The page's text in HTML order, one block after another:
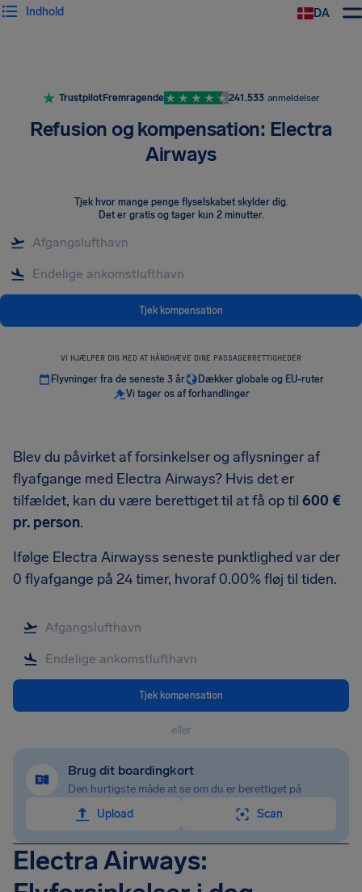
DA
Indhold
TrustpilotFremragende 241.533 anmeldelser
Refusion og kompensation: Electra
Airways
Tjek hvor mange penge flyselskabet skylder dig.
Det er gratis og tager kun 2 minutter.
Tjek kompensation
VI HJÆLPER DIG MED AT HÅNDHÆVE DINE PASSAGERRETTIGHEDER
Flyvninger fra de seneste 3 år
Dækker globale og EU-ruter
Vi tager os af forhandlinger
Blev du påvirket af forsinkelser og aflysninger af
flyafgange med Electra Airways? Hvis det er
tilfældet, kan du være berettiget til at få op til 600 €
pr. person.
Ifølge Electra Airwayss seneste punktlighed var der
0 flyafgange på 24 timer, hvoraf 0.00% fløj til tiden.
Tjek kompensation
eller
Brug dit boardingkort
Den hurtigste måde at se om du er berettiget på
Upload
Scan
Electra Airways: